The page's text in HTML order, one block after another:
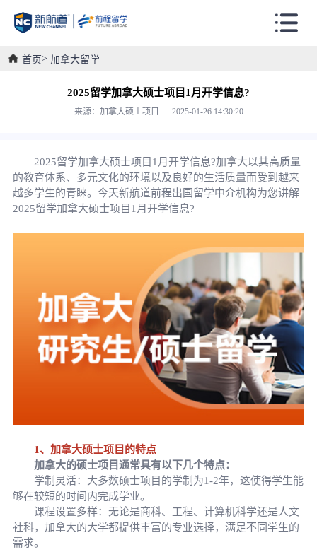
首页 加拿大留学
2025留学加拿大硕士项目1月开学信息?
来源：加拿大硕士项目 2025-01-26 14:30:20
2025留学加拿大硕士项目1月开学信息?加拿大以其高质量
的教育体系、多元文化的环境以及良好的生活质量而受到越来
越多学生的青睐。今天新航道前程出国留学中介机构为您讲解
2025留学加拿大硕士项目1月开学信息?
1、加拿大硕士项目的特点
加拿大的硕士项目通常具有以下几个特点：
学制灵活：大多数硕士项目的学制为1-2年，这使得学生能
够在较短的时间内完成学业。
课程设置多样：无论是商科、工程、计算机科学还是人文
社科，加拿大的大学都提供丰富的专业选择，满足不同学生的
需求。